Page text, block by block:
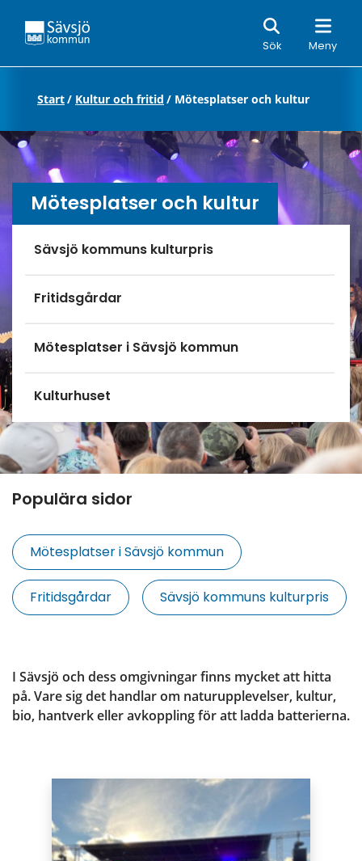
Sök Meny
Sök
Start/ Kultur och fritid / Mötesplatser och kultur
Mötesplatser och kultur
Sävsjö kommuns kulturpris
Fritidsgårdar
Mötesplatser i Sävsjö kommun
Kulturhuset
Populära sidor
Mötesplatser i Sävsjö kommun
Fritidsgårdar Sävsjö kommuns kulturpris
I Sävsjö och dess omgivningar finns mycket att hitta
på. Vare sig det handlar om naturupplevelser, kultur,
bio, hantverk eller avkoppling för att ladda batterierna.
Puffar